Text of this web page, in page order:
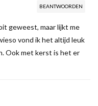
BEANTWOORDEN
geweest, maar lijkt me
vond ik het altijd leuk
Ook met kerst is het er